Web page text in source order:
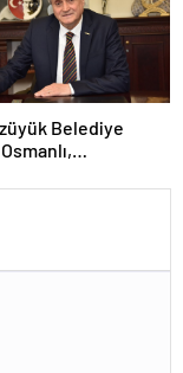
Belediye